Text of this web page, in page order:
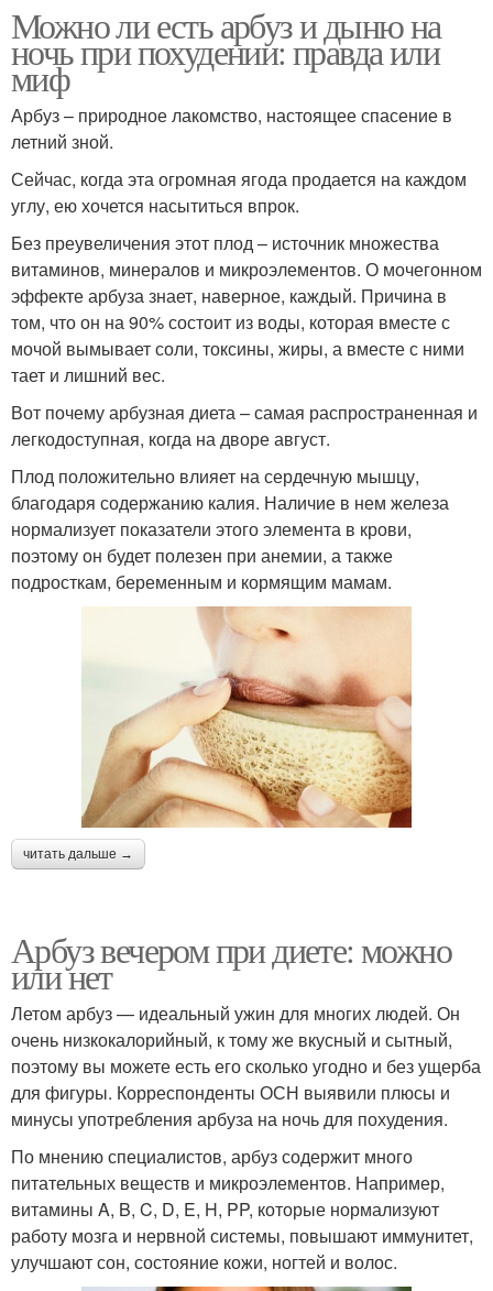
Можно ли есть арбуз и дыню на
ночь при похудении: правда или
миф
Арбуз – природное лакомство, настоящее спасение в
летний зной.
Сейчас, когда эта огромная ягода продается на каждом
углу, ею хочется насытиться впрок.
Без преувеличения этот плод – источник множества
витаминов, минералов и микроэлементов. О мочегонном
эффекте арбуза знает, наверное, каждый. Причина в
том, что он на 90% состоит из воды, которая вместе с
мочой вымывает соли, токсины, жиры, а вместе с ними
тает и лишний вес.
Вот почему арбузная диета – самая распространенная и
легкодоступная, когда на дворе август.
Плод положительно влияет на сердечную мышцу,
благодаря содержанию калия. Наличие в нем железа
нормализует показатели этого элемента в крови,
поэтому он будет полезен при анемии, а также
подросткам, беременным и кормящим мамам.
читать дальше →
Арбуз вечером при диете: можно
или нет
Летом арбуз — идеальный ужин для многих людей. Он
очень низкокалорийный, к тому же вкусный и сытный,
поэтому вы можете есть его сколько угодно и без ущерба
для фигуры. Корреспонденты ОСН выявили плюсы и
минусы употребления арбуза на ночь для похудения.
По мнению специалистов, арбуз содержит много
питательных веществ и микроэлементов. Например,
витамины A, B, C, D, E, H, PP, которые нормализуют
работу мозга и нервной системы, повышают иммунитет,
улучшают сон, состояние кожи, ногтей и волос.